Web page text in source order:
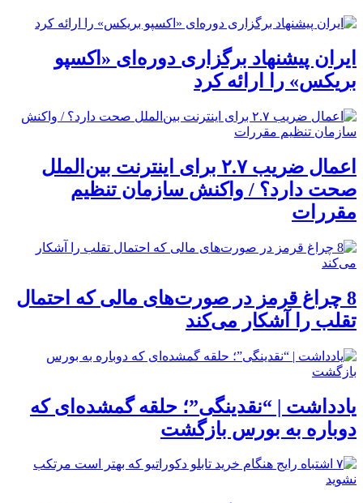
ایران پیشنهاد برگزاری دوره‌ای «اکسپو
بریکس» را ارائه کرد
اعمال ضریب ۲.۷ برای اینترنت بین‌الملل
صحت دارد؟ / واکنش سازمان تنظیم
مقررات
8 چراغ قرمز در صورت‌های مالی که احتمال
تقلب را آشکار می‌کند
یادداشت | “نقدینگی”؛ حلقه گمشده‌ای که
دوباره به بورس بازگشت